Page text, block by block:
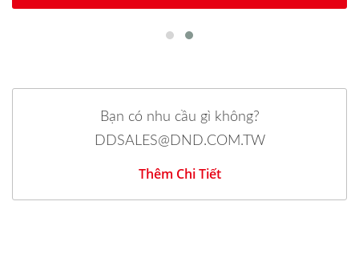
Bạn có nhu cầu gì không?
DDSALES@DND.COM.TW
Thêm Chi Tiết